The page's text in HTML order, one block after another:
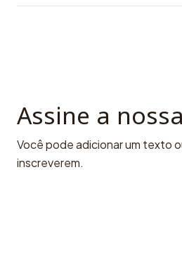
Assine a
Você pode adicionar um texto
inscreverem.